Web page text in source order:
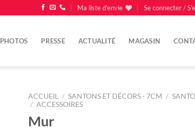
Ma liste d'envie Se connecter /
PHOTOS PRESSE ACTUALITÉ MAGASIN
ACCUEIL / SANTONS ET DÉCORS - 7CM /
/ ACCESSOIRES
Mur